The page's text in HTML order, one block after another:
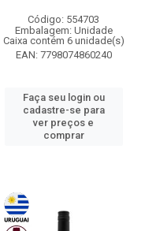
Código: 554703
Embalagem: Unidade
Caixa contém 6 unidade(s)
EAN: 7798074860240
Faça seu login ou
cadastre-se para
ver preços e
comprar